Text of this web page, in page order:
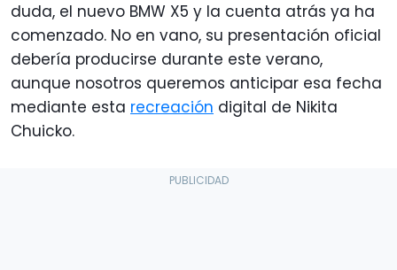
duda, el nuevo BMW X5 y la cuenta atrás ya ha
comenzado. No en vano, su presentación oficial
debería producirse durante este verano,
aunque nosotros queremos anticipar esa fecha
mediante esta recreación digital de Nikita
Chuicko.